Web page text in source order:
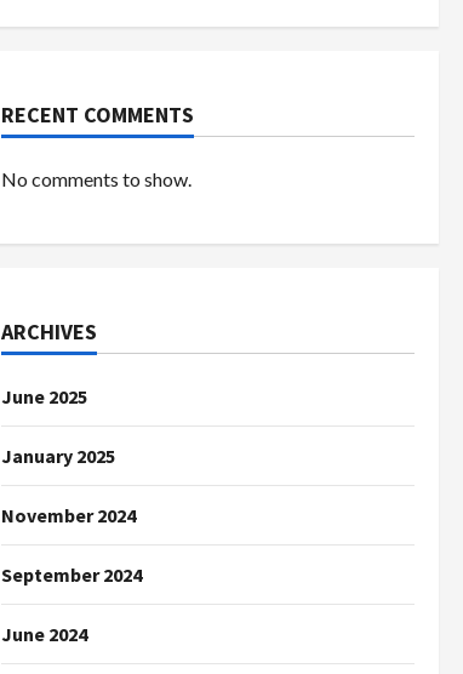
RECENT COMMENTS
No comments to show.
ARCHIVES
June 2025
January 2025
November 2024
September 2024
June 2024